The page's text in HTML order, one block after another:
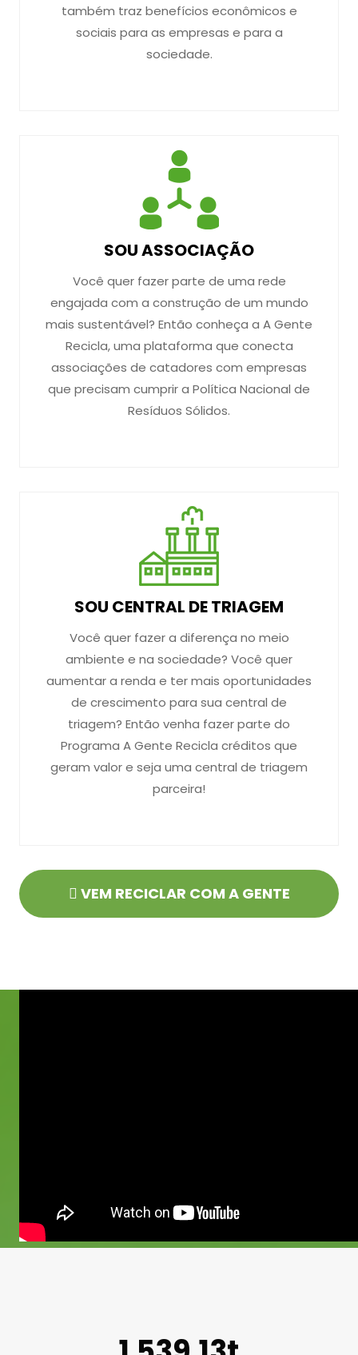
também traz benefícios econômicos e
sociais para as empresas e para a
sociedade.
SOU ASSOCIAÇÃO
Você quer fazer parte de uma rede
engajada com a construção de um mundo
mais sustentável? Então conheça a A Gente
Recicla, uma plataforma que conecta
associações de catadores com empresas
que precisam cumprir a Política Nacional de
Resíduos Sólidos.
SOU CENTRAL DE TRIAGEM
Você quer fazer a diferença no meio
ambiente e na sociedade? Você quer
aumentar a renda e ter mais oportunidades
de crescimento para sua central de
triagem? Então venha fazer parte do
Programa A Gente Recicla créditos que
geram valor e seja uma central de triagem
parceira!
VEM RECICLAR COM A GENTE